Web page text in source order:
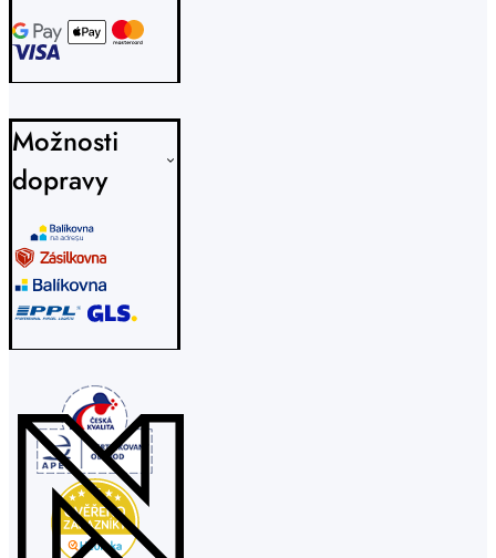
Možnosti
dopravy